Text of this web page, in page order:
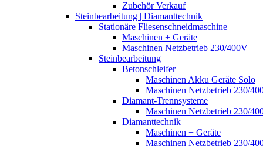
Zubehör Verkauf
Steinbearbeitung | Diamanttechnik
Stationäre Fliesenschneidmaschine
Maschinen + Geräte
Maschinen Netzbetrieb 230/400V
Steinbearbeitung
Betonschleifer
Maschinen Akku Geräte Solo
Maschinen Netzbetrieb 230/
Diamant-Trennsysteme
Maschinen Netzbetrieb 230/
Diamanttechnik
Maschinen + Geräte
Maschinen Netzbetrieb 230/